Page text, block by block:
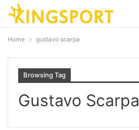
Home gustavo scarpa
Browsing Tag
Gustavo Scarpa